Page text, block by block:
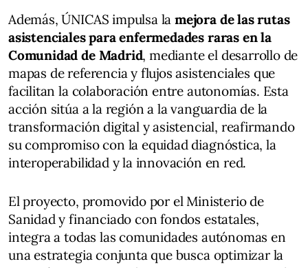
Además, ÚNICAS impulsa lamejora de las rutas
asistenciales para enfermedades raras en la
Comunidad de Madrid, mediante el desarrollo de
mapas de referencia y flujos asistenciales que
facilitan la colaboración entre autonomías. Esta
acción sitúa a la región a la vanguardia de la
transformación digital y asistencial, reafirmando
su compromiso con la equidad diagnóstica, la
interoperabilidad y la innovación en red.
El proyecto, promovido por el Ministerio de
Sanidad y financiado con fondos estatales,
integra a todas las comunidades autónomas en
una estrategia conjunta que busca optimizar la